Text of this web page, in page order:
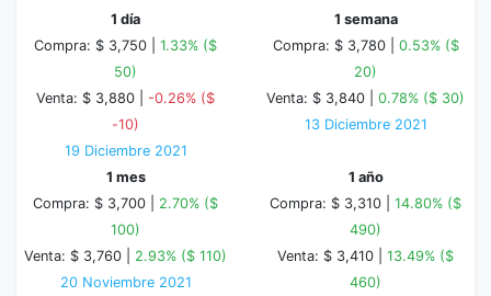
1 día
Compra: $ 3,750 | 1.33% ($
50)
Venta: $ 3,880 | -0.26% ($
-10)
19 Diciembre 2021
1 semana
Compra: $ 3,780 | 0.53% ($
20)
Venta: $ 3,840 | 0.78% ($ 30)
13 Diciembre 2021
1 mes
Compra: $ 3,700 | 2.70% ($
100)
Venta: $ 3,760 | 2.93% ($ 110)
20 Noviembre 2021
1 año
Compra: $ 3,310 | 14.80% ($
490)
Venta: $ 3,410 | 13.49% ($
460)